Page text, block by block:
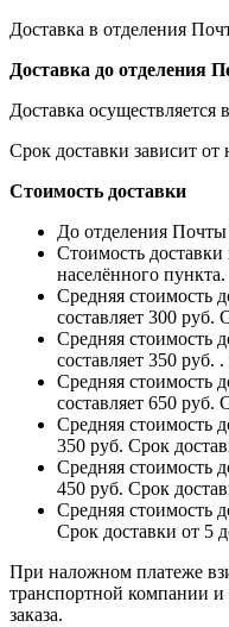
Доставка в отделения
Доставка до отделения
Доставка осуществляется
Срок доставки зависит от
Стоимость доставки
До отделения
Стоимость доставки
населённого пункта.
Средняя
составляет 300 руб.
Средняя
составляет 350 руб.
Средняя стоимость
составляет 650 руб.
Средняя стоимость
350 руб. Срок
Средняя стоимость
450 руб. Срок
Средняя стоимость
Срок доставки от 5
При наложном платеже
транспортной компании и
заказа.